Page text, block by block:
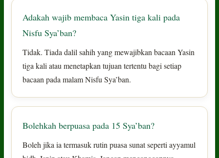
Adakah wajib membaca Yasin tiga kali pada
Nisfu Sya’ban?
Tidak. Tiada dalil sahih yang mewajibkan bacaan Yasin
tiga kali atau menetapkan tujuan tertentu bagi setiap
bacaan pada malam Nisfu Sya’ban.
Bolehkah berpuasa pada 15 Sya’ban?
Boleh jika ia termasuk rutin puasa sunat seperti ayyamul